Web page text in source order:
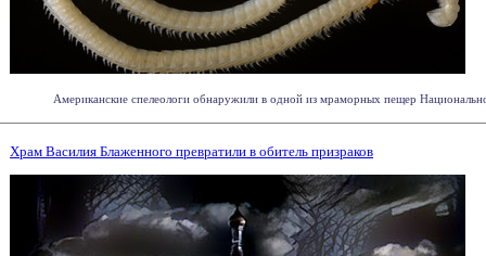
Американские спелеологи обнаружили в одной из мраморных пещер
Храм Василия Блаженного превратили в обитель призраков